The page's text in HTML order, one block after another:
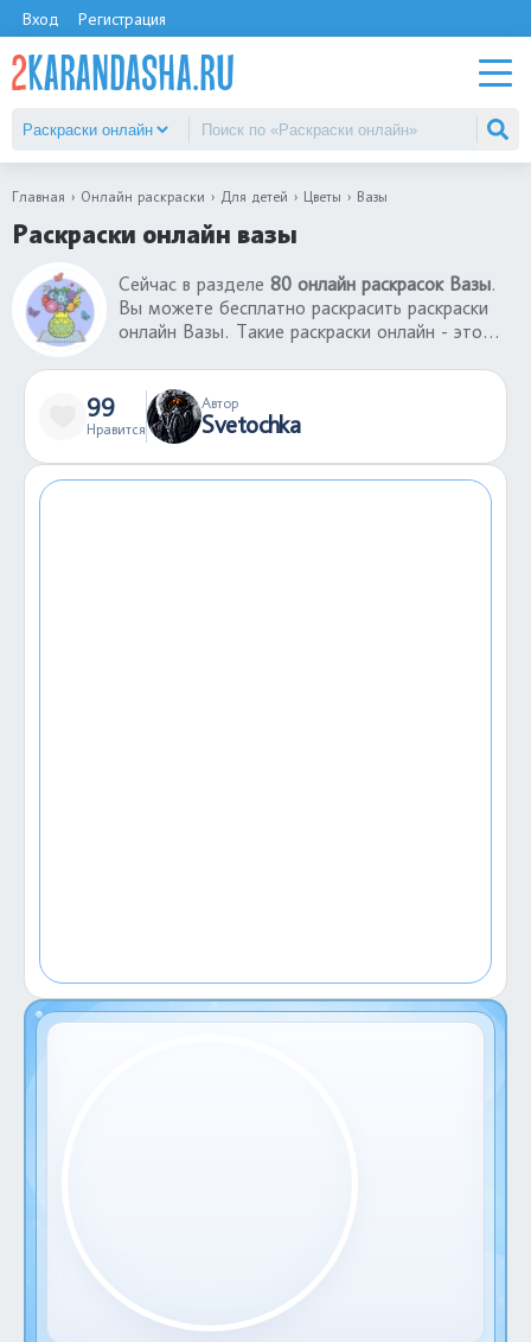
Вход Регистрация
Главная Онлайн раскраски Для детей Цветы Вазы
Раскраски онлайн вазы
Сейчас в разделе 80 онлайн раскрасок Вазы.
Вы можете бесплатно раскрасить раскраски
онлайн Вазы. Такие раскраски онлайн - это
ребенку без использования принтера и бумаги.
Готовую раскрашенную картинку можно
сохранить себе, а если результат не
понравился, можно заново раскрасить
99
Нравится
Автор
Svetochka